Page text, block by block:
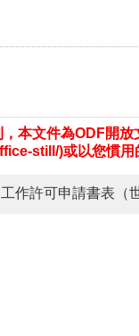
本文件為ODF開
still/)或以您慣用
作許可申請書表（